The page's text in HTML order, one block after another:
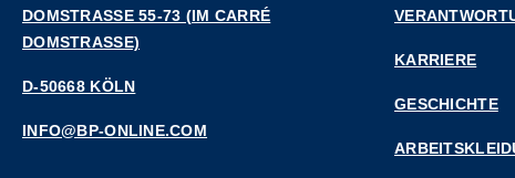
DOMSTRASSE 55-73 (IM CARRÉ D
OMSTRASSE)
D-50668 KÖLN
INFO@BP-ONLINE.COM
KARRIERE
GESCHICHTE